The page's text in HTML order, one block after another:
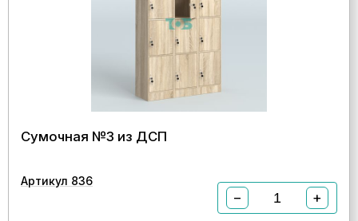
Сумочная №3 из ДСП
Артикул 836
− +